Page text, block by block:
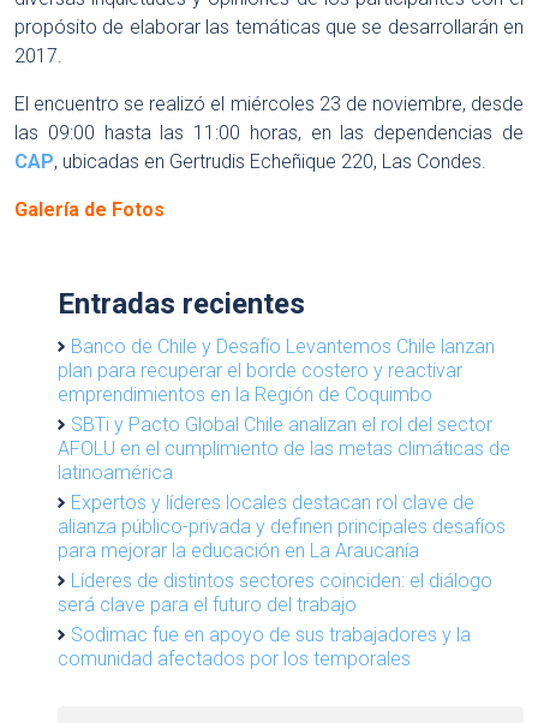
propósito de elaborar las temáticas que se desarrollarán en
2017.
El encuentro se realizó el miércoles 23 de noviembre, desde
las 09:00 hasta las 11:00 horas, en las dependencias de
CAP, ubicadas en Gertrudis Echeñique 220, Las Condes.
Galería de Fotos
Entradas recientes
Banco de Chile y Desafío Levantemos Chile lanzan
plan para recuperar el borde costero y reactivar
emprendimientos en la Región de Coquimbo
SBTi y Pacto Global Chile analizan el rol del sector
AFOLU en el cumplimiento de las metas climáticas de
latinoamérica
Expertos y líderes locales destacan rol clave de
alianza público-privada y definen principales desafíos
para mejorar la educación en La Araucanía
Líderes de distintos sectores coinciden: el diálogo
será clave para el futuro del trabajo
Sodimac fue en apoyo de sus trabajadores y la
comunidad afectados por los temporales